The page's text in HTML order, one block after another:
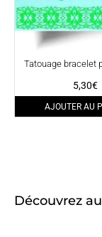
Tatouage bracelet
5,30€
AJOUTER AU
Découvrez